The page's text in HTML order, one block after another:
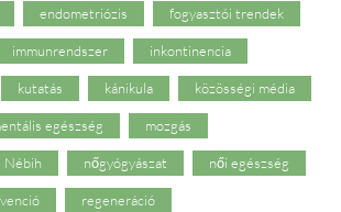
endometriózis fogyasztói trendek
immunrendszer inkontinencia
kutatás kánikula közösségi média
egészség mozgás
Nébih nőgyógyászat női egészség
regeneráció